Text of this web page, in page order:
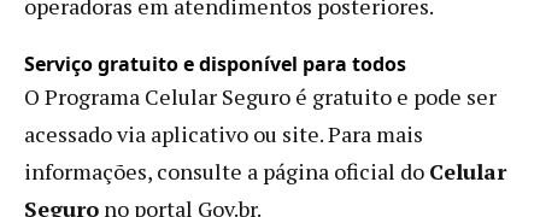
operadoras em atendimentos posteriores.
Serviço gratuito e disponível para todos
O Programa Celular Seguro é gratuito e pode ser
acessado via aplicativo ou site. Para mais
informações, consulte a página oficial do Celular
Seguro no portal Gov.br.